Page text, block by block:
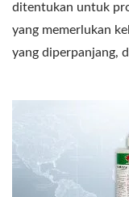
ditentukan untuk
yang memerlukan
yang diperpanjang,